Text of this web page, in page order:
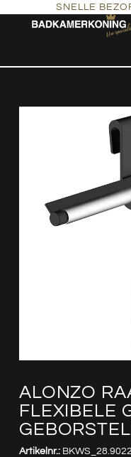
SNELLE
ALONZO
FLEXIBELE
Artikelnr.: BKWS_28.9022